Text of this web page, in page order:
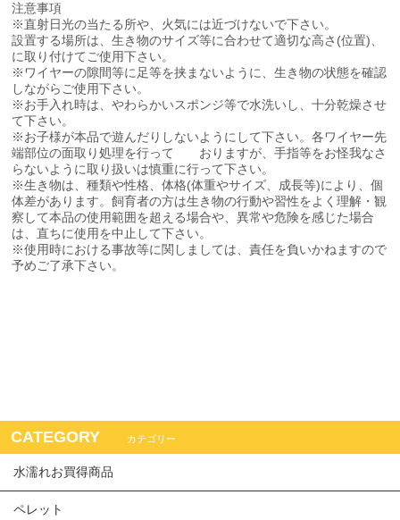
注意事項
※直射日光の当たる所や、火気には近づけないで下さい。
設置する場所は、生き物のサイズ等に合わせて適切な高さ(位置)、
に取り付けてご使用下さい。
※ワイヤーの隙間等に足等を挟まないように、生き物の状態を確認
しながらご使用下さい。
※お手入れ時は、やわらかいスポンジ等で水洗いし、十分乾燥させ
て下さい。
※お子様が本品で遊んだりしないようにして下さい。各ワイヤー先
端部位の面取り処理を行って おりますが、手指等をお怪我なさ
らないように取り扱いは慎重に行って下さい。
※生き物は、種類や性格、体格(体重やサイズ、成長等)により、個
体差があります。飼育者の方は生き物の行動や習性をよく理解・観
察して本品の使用範囲を超える場合や、異常や危険を感じた場合
は、直ちに使用を中止して下さい。
※使用時における事故等に関しましては、責任を負いかねますので
予めご了承下さい。
CATEGORY カテゴリー
水濡れお買得商品
ペレット